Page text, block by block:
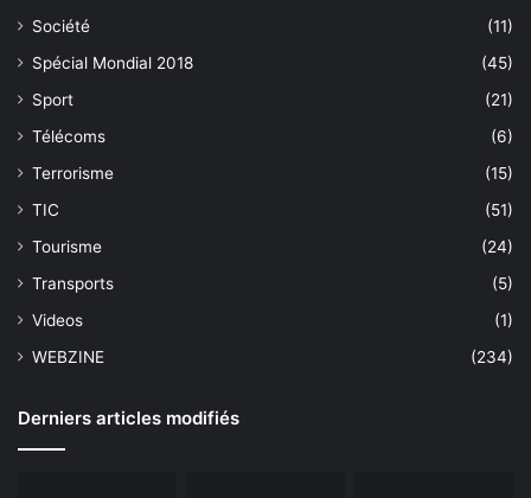
Société
(11)
Spécial Mondial 2018
(45)
Sport
(21)
Télécoms
(6)
Terrorisme
(15)
TIC
(51)
Tourisme
(24)
Transports
(5)
Videos
(1)
WEBZINE
(234)
Derniers articles modifiés